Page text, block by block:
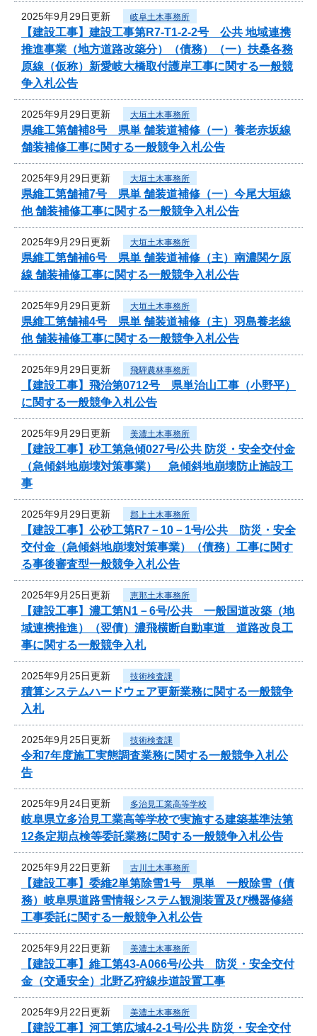
2025年9月29日更新 岐阜土木事務所
【建設工事】建設工事第R7-T1-2-2号 公共 地域連携
推進事業（地方道路改築分）（債務）（一）扶桑各務
原線（仮称）新愛岐大橋取付護岸工事に関する一般競
争入札公告
2025年9月29日更新 大垣土木事務所
県維工第舗補8号 県単 舗装道補修（一）養老赤坂線
舗装補修工事に関する一般競争入札公告
2025年9月29日更新 大垣土木事務所
県維工第舗補7号 県単 舗装道補修（一）今尾大垣線
他 舗装補修工事に関する一般競争入札公告
2025年9月29日更新 大垣土木事務所
県維工第舗補6号 県単 舗装道補修（主）南濃関ケ原
線 舗装補修工事に関する一般競争入札公告
2025年9月29日更新 大垣土木事務所
県維工第舗補4号 県単 舗装道補修（主）羽島養老線
他 舗装補修工事に関する一般競争入札公告
2025年9月29日更新 飛騨農林事務所
【建設工事】飛治第0712号 県単治山工事（小野平）
に関する一般競争入札公告
2025年9月29日更新 美濃土木事務所
【建設工事】砂工第急傾027号/公共 防災・安全交付金
（急傾斜地崩壊対策事業） 急傾斜地崩壊防止施設工
事
2025年9月29日更新 郡上土木事務所
【建設工事】公砂工第R7－10－1号/公共 防災・安全
交付金（急傾斜地崩壊対策事業）（債務）工事に関す
る事後審査型一般競争入札公告
2025年9月25日更新 恵那土木事務所
【建設工事】濃工第N1－6号/公共 一般国道改築（地
域連携推進）（翌債）濃飛横断自動車道 道路改良工
事に関する一般競争入札
2025年9月25日更新 技術検査課
積算システムハードウェア更新業務に関する一般競争
入札
2025年9月25日更新 技術検査課
令和7年度施工実態調査業務に関する一般競争入札公
告
2025年9月24日更新 多治見工業高等学校
岐阜県立多治見工業高等学校で実施する建築基準法第
12条定期点検等委託業務に関する一般競争入札公告
2025年9月22日更新 古川土木事務所
【建設工事】委維2単第除雪1号 県単 一般除雪（債
務）岐阜県道路雪情報システム観測装置及び機器修繕
工事委託に関する一般競争入札公告
2025年9月22日更新 美濃土木事務所
【建設工事】維工第43-A066号/公共 防災・安全交付
金（交通安全）北野乙狩線歩道設置工事
2025年9月22日更新 美濃土木事務所
【建設工事】河工第広域4-2-1号/公共 防災・安全交付